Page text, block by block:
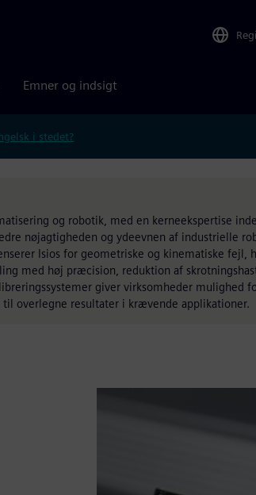
Emner og indsigt
i stedet?
og robotik, med en kerneekspertise
nøjagtigheden og ydeevnen af industrielle
Isios for geometriske og kinematiske fejl,
med høj præcision, reduktion af
giver virksomheder mulighed
overlegne resultater i krævende applikationer.